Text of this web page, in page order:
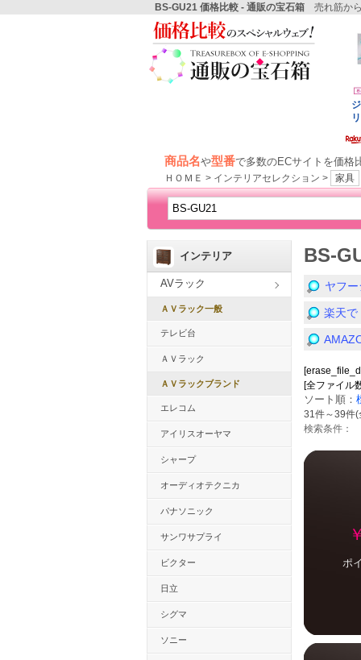
BS-GU21 価格比較 - 通販の宝石箱 売れ筋か
商品名や型番で多数のECサイトを価
ＨＯＭＥ > インテリアセレクション > 家具
インテリア
AVラック
ＡＶラック一般
テレビ台
ＡＶラック
ＡＶラックブランド
エレコム
アイリスオーヤマ
シャープ
オーディオテクニカ
パナソニック
サンワサプライ
ビクター
日立
シグマ
ソニー
BS-
ヤフ
楽天で
[全ファイル
ソート順：
31件～39件
検索条件：
ポ